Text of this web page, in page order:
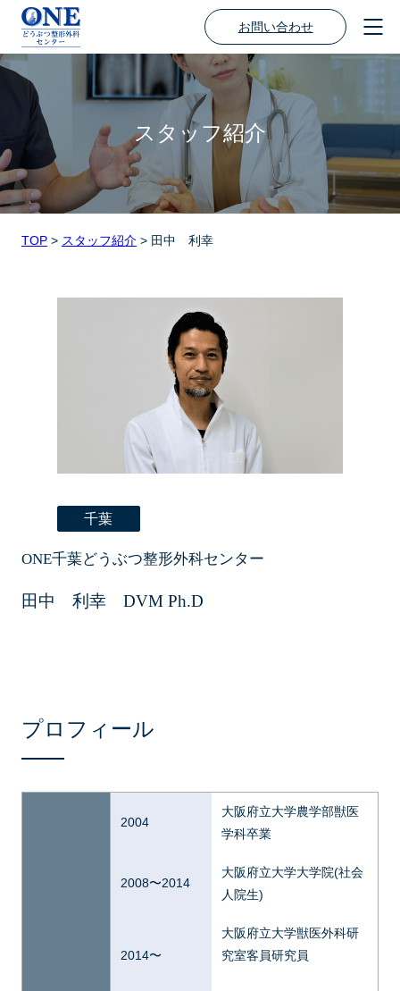
お問い合わせ
スタッフ紹介
TOP> スタッフ紹介> 田中 利幸
千葉
ONE千葉どうぶつ整形外科センター
田中 利幸 DVM Ph.D
プロフィール
2004
大阪府立大学農学部獣医
学科卒業
2008〜2014
大阪府立大学大学院(社会
人院生)
2014〜
大阪府立大学獣医外科研
究室客員研究員